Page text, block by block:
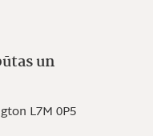
un
0P5
L7M 0P5